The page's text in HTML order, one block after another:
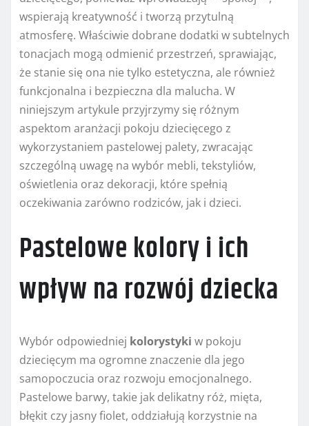
wspierają kreatywność i tworzą przytulną
atmosferę. Właściwie dobrane dodatki w subtelnych
tonacjach mogą odmienić przestrzeń, sprawiając,
że stanie się ona nie tylko estetyczna, ale również
funkcjonalna i bezpieczna dla malucha. W
niniejszym artykule przyjrzymy się różnym
aspektom aranżacji pokoju dziecięcego z
wykorzystaniem pastelowej palety, zwracając
szczególną uwagę na wybór mebli, tekstyliów,
oświetlenia oraz dekoracji, które spełnią
oczekiwania zarówno rodziców, jak i dzieci.
Pastelowe kolory i ich
wpływ na rozwój dziecka
Wybór odpowiedniej kolorystyki w pokoju
dziecięcym ma ogromne znaczenie dla jego
samopoczucia oraz rozwoju emocjonalnego.
Pastelowe barwy, takie jak delikatny róż, mięta,
błękit czy jasny fiolet, oddziałują korzystnie na